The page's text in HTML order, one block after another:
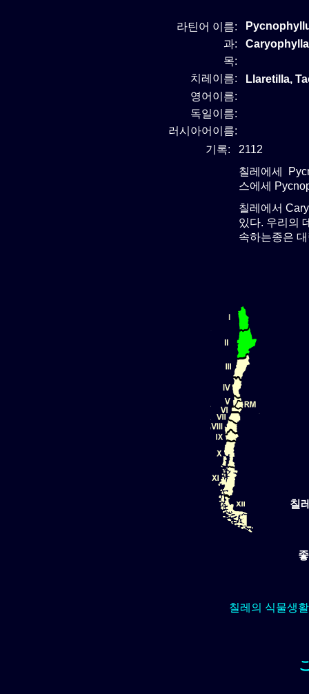
라틴어 이름:
과:
목:
치레이름:
Llaretilla,
영어이름:
독일이름:
러시아어이름:
기록:
2112
칠레에세
스에세
칠레에서
있다. 우리의
속하는종은
칠
칠레의 식물생